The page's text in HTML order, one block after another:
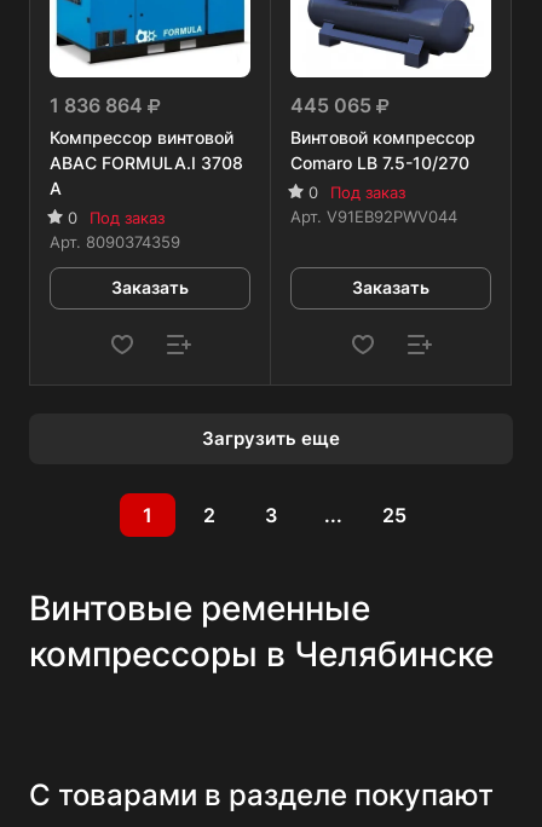
1 836 864
Компрессор винтовой
ABAC FORMULA.I 3708
A
0
Под заказ
Арт. 8090374359
Заказать
445 065
Винтовой компрессор
Comaro LB 7.5-10/270
0
Под заказ
Арт. V91EB92PWV044
Заказать
Загрузить еще
1 2 3 ... 25
Винтовые ременные
компрессоры в Челябинске
С товарами в разделе покупают